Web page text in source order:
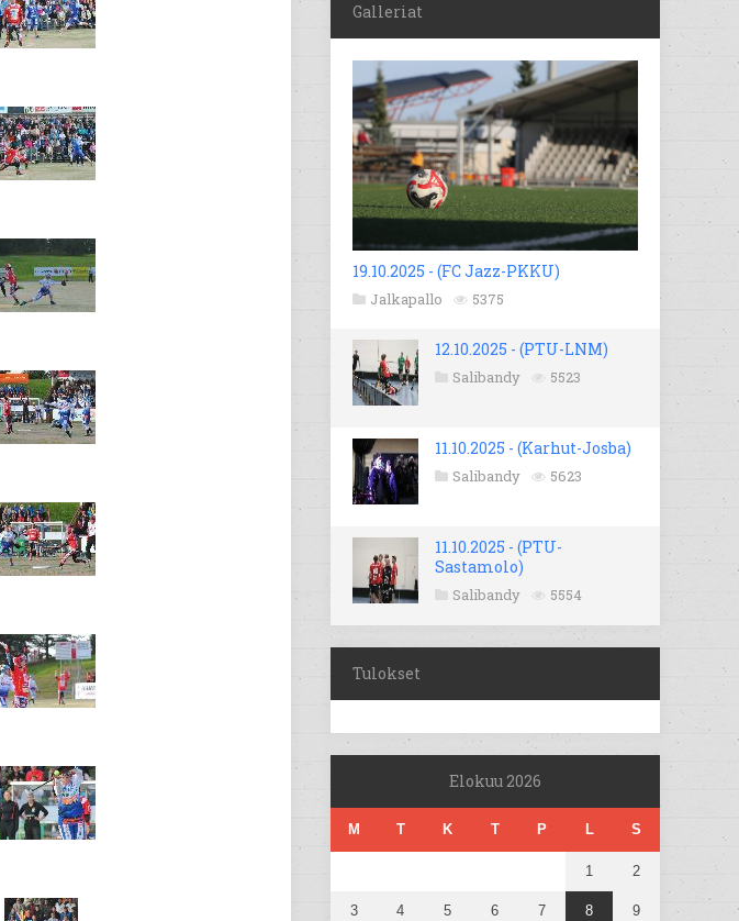
Galleriat
19.10.2025 - (FC Jazz-PKKU)
Jalkapallo 5375
12.10.2025 - (PTU-LNM)
Salibandy 5523
11.10.2025 - (Karhut-Josba)
Salibandy 5623
11.10.2025 - (PTU-
Sastamolo)
Salibandy 5554
Tulokset
Elokuu 2026
M T K T P L S
1 2
3 4 5 6 7 8 9